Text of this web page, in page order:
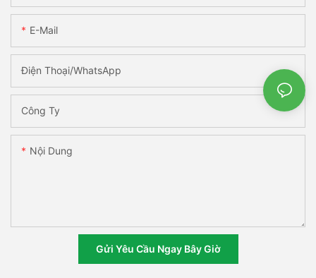
E-Mail
Điện Thoại/WhatsApp
Công Ty
Nội Dung
Gửi Yêu Cầu Ngay Bây Giờ